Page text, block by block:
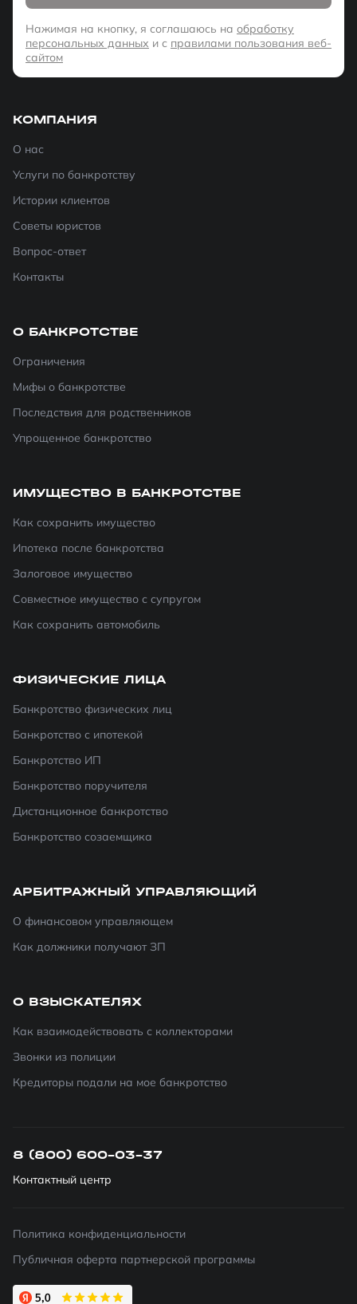
Нажимая на кнопку, я соглашаюсь на обработку
персональных данных и с правилами пользования веб-
сайтом
КОМПАНИЯ
О нас
Услуги по банкротству
Истории клиентов
Советы юристов
Вопрос-ответ
Контакты
О БАНКРОТСТВЕ
Ограничения
Мифы о банкротстве
Последствия для родственников
Упрощенное банкротство
ИМУЩЕСТВО В БАНКРОТСТВЕ
Как сохранить имущество
Ипотека после банкротства
Залоговое имущество
Совместное имущество с супругом
Как сохранить автомобиль
ФИЗИЧЕСКИЕ ЛИЦА
Банкротство физических лиц
Банкротство с ипотекой
Банкротство ИП
Банкротство поручителя
Дистанционное банкротство
Банкротство созаемщика
АРБИТРАЖНЫЙ УПРАВЛЯЮЩИЙ
О финансовом управляющем
Как должники получают ЗП
О ВЗЫСКАТЕЛЯХ
Как взаимодействовать с коллекторами
Звонки из полиции
Кредиторы подали на мое банкротство
8 (800) 600-03-37
Контактный центр
Политика конфиденциальности
Публичная оферта партнерской программы